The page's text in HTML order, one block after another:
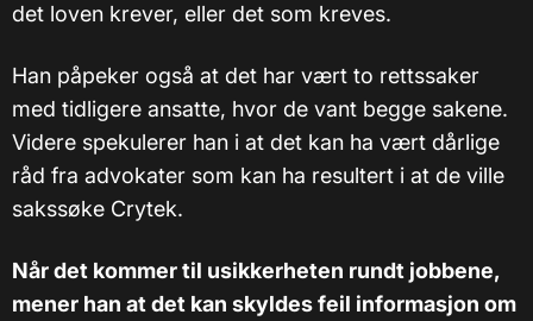
det loven krever, eller det som kreves.
Han påpeker også at det har vært to rettssaker
med tidligere ansatte, hvor de vant begge sakene.
Videre spekulerer han i at det kan ha vært dårlige
råd fra advokater som kan ha resultert i at de ville
sakssøke Crytek.
Når det kommer til usikkerheten rundt jobbene,
mener han at det kan skyldes feil informasjon om